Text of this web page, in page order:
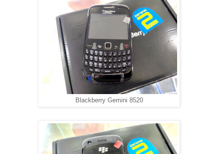
Blackberry Gemini 8520